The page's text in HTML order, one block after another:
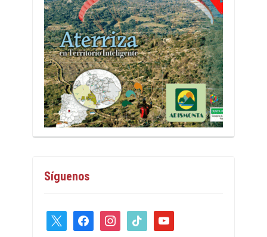
Síguenos
facebookinstagram
tiktok youtube